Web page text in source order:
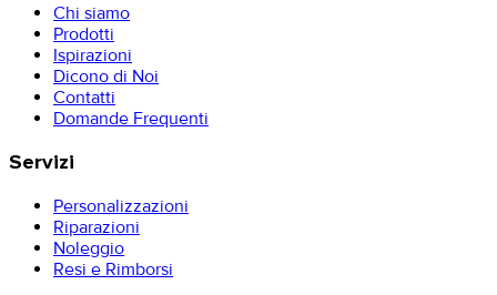
Chi siamo
Prodotti
Ispirazioni
Dicono di Noi
Contatti
Domande Frequenti
Servizi
Personalizzazioni
Riparazioni
Noleggio
Resi e Rimborsi